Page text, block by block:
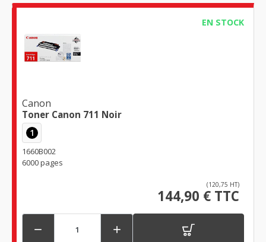
EN STOCK
Canon
Toner Canon 711 Noir
1
1660B002
6000 pages
(120,75 HT)
144,90 € TTC
 